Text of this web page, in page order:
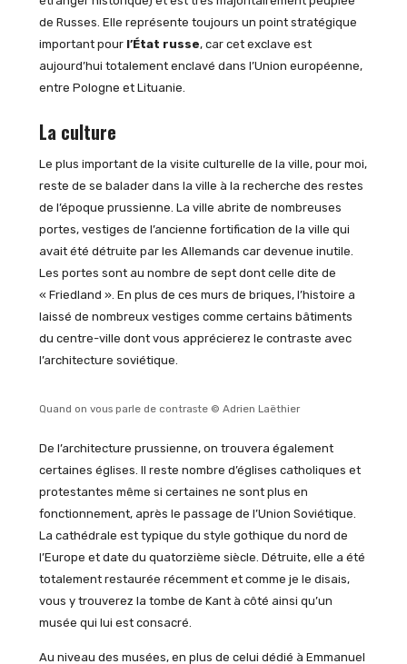
de Russes. Elle représente toujours un point stratégique
important pour l’État russe, car cet exclave est
aujourd’hui totalement enclavé dans l’Union européenne,
entre Pologne et Lituanie.
La culture
Le plus important de la visite culturelle de la ville, pour moi,
reste de se balader dans la ville à la recherche des restes
de l’époque prussienne. La ville abrite de nombreuses
portes, vestiges de l’ancienne fortification de la ville qui
avait été détruite par les Allemands car devenue inutile.
Les portes sont au nombre de sept dont celle dite de
« Friedland ». En plus de ces murs de briques, l’histoire a
laissé de nombreux vestiges comme certains bâtiments
du centre-ville dont vous apprécierez le contraste avec
l’architecture soviétique.
Quand on vous parle de contraste © Adrien Laëthier
De l’architecture prussienne, on trouvera également
certaines églises. Il reste nombre d’églises catholiques et
protestantes même si certaines ne sont plus en
fonctionnement, après le passage de l’Union Soviétique.
La cathédrale est typique du style gothique du nord de
l’Europe et date du quatorzième siècle. Détruite, elle a été
totalement restaurée récemment et comme je le disais,
vous y trouverez la tombe de Kant à côté ainsi qu’un
musée qui lui est consacré.
Au niveau des musées, en plus de celui dédié à Emmanuel